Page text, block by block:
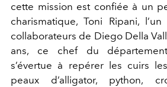
cette mission est confiée à un
charismatique, Toni Ripani,
collaborateurs de Diego Della
ans, ce chef du
s’évertue à repérer les cuirs
peaux d’alligator, python,